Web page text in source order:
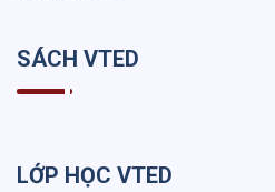
SÁCH VTED
LỚP HỌC VTED